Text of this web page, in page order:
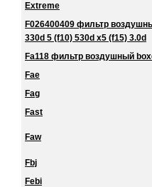
Extreme
F026400409 фильтр
330d 5 (f10) 530d x5 (f15) 3.0d
Fa118 фильтр воздушный
Fae
Fag
Fast
Faw
Fbj
Febi